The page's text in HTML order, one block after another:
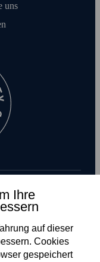
uns
Ihre
auf dieser
Cookies
gespeichert